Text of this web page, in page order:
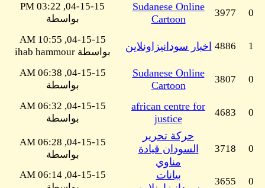
0
3977
Sudanese Online
Cartoon
04-15-15, 03:22 PM
بواسطة
1
4886 اخبار سودانيزاونلاين
04-15-15, 10:55 AM
بواسطة ihab hammour
0
3807
Sudanese Online
Cartoon
04-15-15, 06:38 AM
بواسطة
0
4683
african centre for
justice
04-15-15, 06:32 AM
بواسطة
0
3718
حركة تحرير
السودان قيادة
مناوي
04-15-15, 06:28 AM
بواسطة
0
3655
بيانات
04-15-15, 06:14 AM